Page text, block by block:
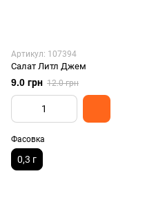
Артикул: 107394
Салат Литл Джем
9.0 грн 12.0 грн
Фасовка
0,3 г